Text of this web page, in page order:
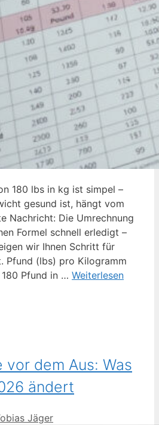
180 lbs in kg ist simpel –
gesund ist, hängt vom
Nachricht: Die Umrechnung
Formel schnell erledigt –
wir Ihnen Schritt für
Pfund (lbs) pro Kilogramm
Pfund in … Weiterlesen
dem Aus: Was
ändert
Jäger